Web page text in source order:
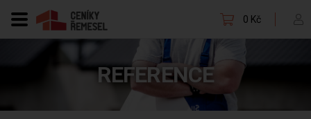
0 Kč
REFERENCE